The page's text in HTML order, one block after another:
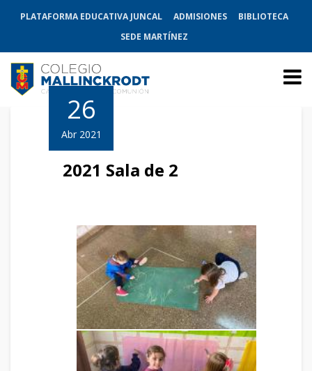
PLATAFORMA EDUCATIVA JUNCAL ADMISIONES
BIBLIOTECA
SEDE MARTÍNEZ
26
Abr 2021
2021 Sala de 2